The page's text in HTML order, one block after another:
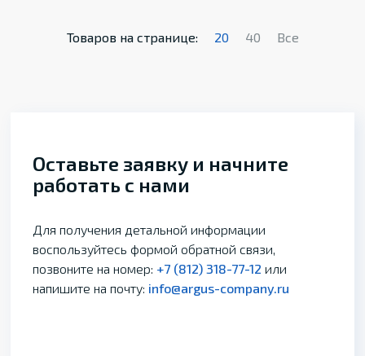
Товаров на странице: 20 40 Все
Оставьте заявку и начните
работать с нами
Для получения детальной информации
воспользуйтесь формой обратной связи,
позвоните на номер: +7 (812) 318-77-12 или
напишите на почту: info@argus-company.ru